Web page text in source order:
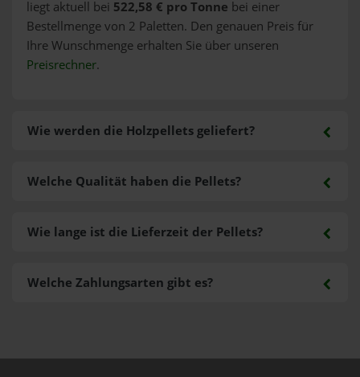
liegt aktuell bei 522,58 € pro Tonne bei einer
Bestellmenge von 2 Paletten. Den genauen Preis für
Ihre Wunschmenge erhalten Sie über unseren
Preisrechner.
Wie werden die Holzpellets geliefert?
Welche Zahlungsarten gibt es?
Welche Qualität haben die Pellets?
Wie lange ist die Lieferzeit der Pellets?